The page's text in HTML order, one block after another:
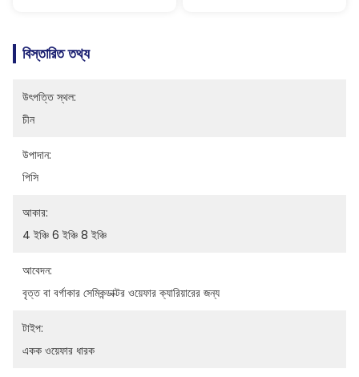
বিস্তারিত তথ্য
উৎপত্তি স্থল:
চীন
উপাদান:
পিসি
আকার:
4 ইঞ্চি 6 ইঞ্চি 8 ইঞ্চি
আবেদন:
বৃত্ত বা বর্গাকার সেমিকন্ডাক্টর ওয়েফার ক্যারিয়ারের জন্য
টাইপ:
একক ওয়েফার ধারক